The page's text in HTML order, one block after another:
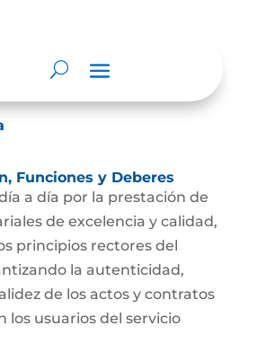
descriptivas de los
Funciones y Deberes
a día por la prestación de
de excelencia y calidad,
principios rectores del
la autenticidad,
de los actos y contratos
los usuarios del servicio